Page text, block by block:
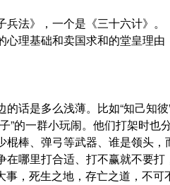
法》，一个是《三十六计》。
心理基础和卖国求和的堂皇理由
话是多么浅薄。比如“知己知
”的一群小玩闹。他们打架时也
棒、弹弓等武器、谁是领头
哪里打合适、打不赢就不要打
事，死生之地，存亡之道，不可